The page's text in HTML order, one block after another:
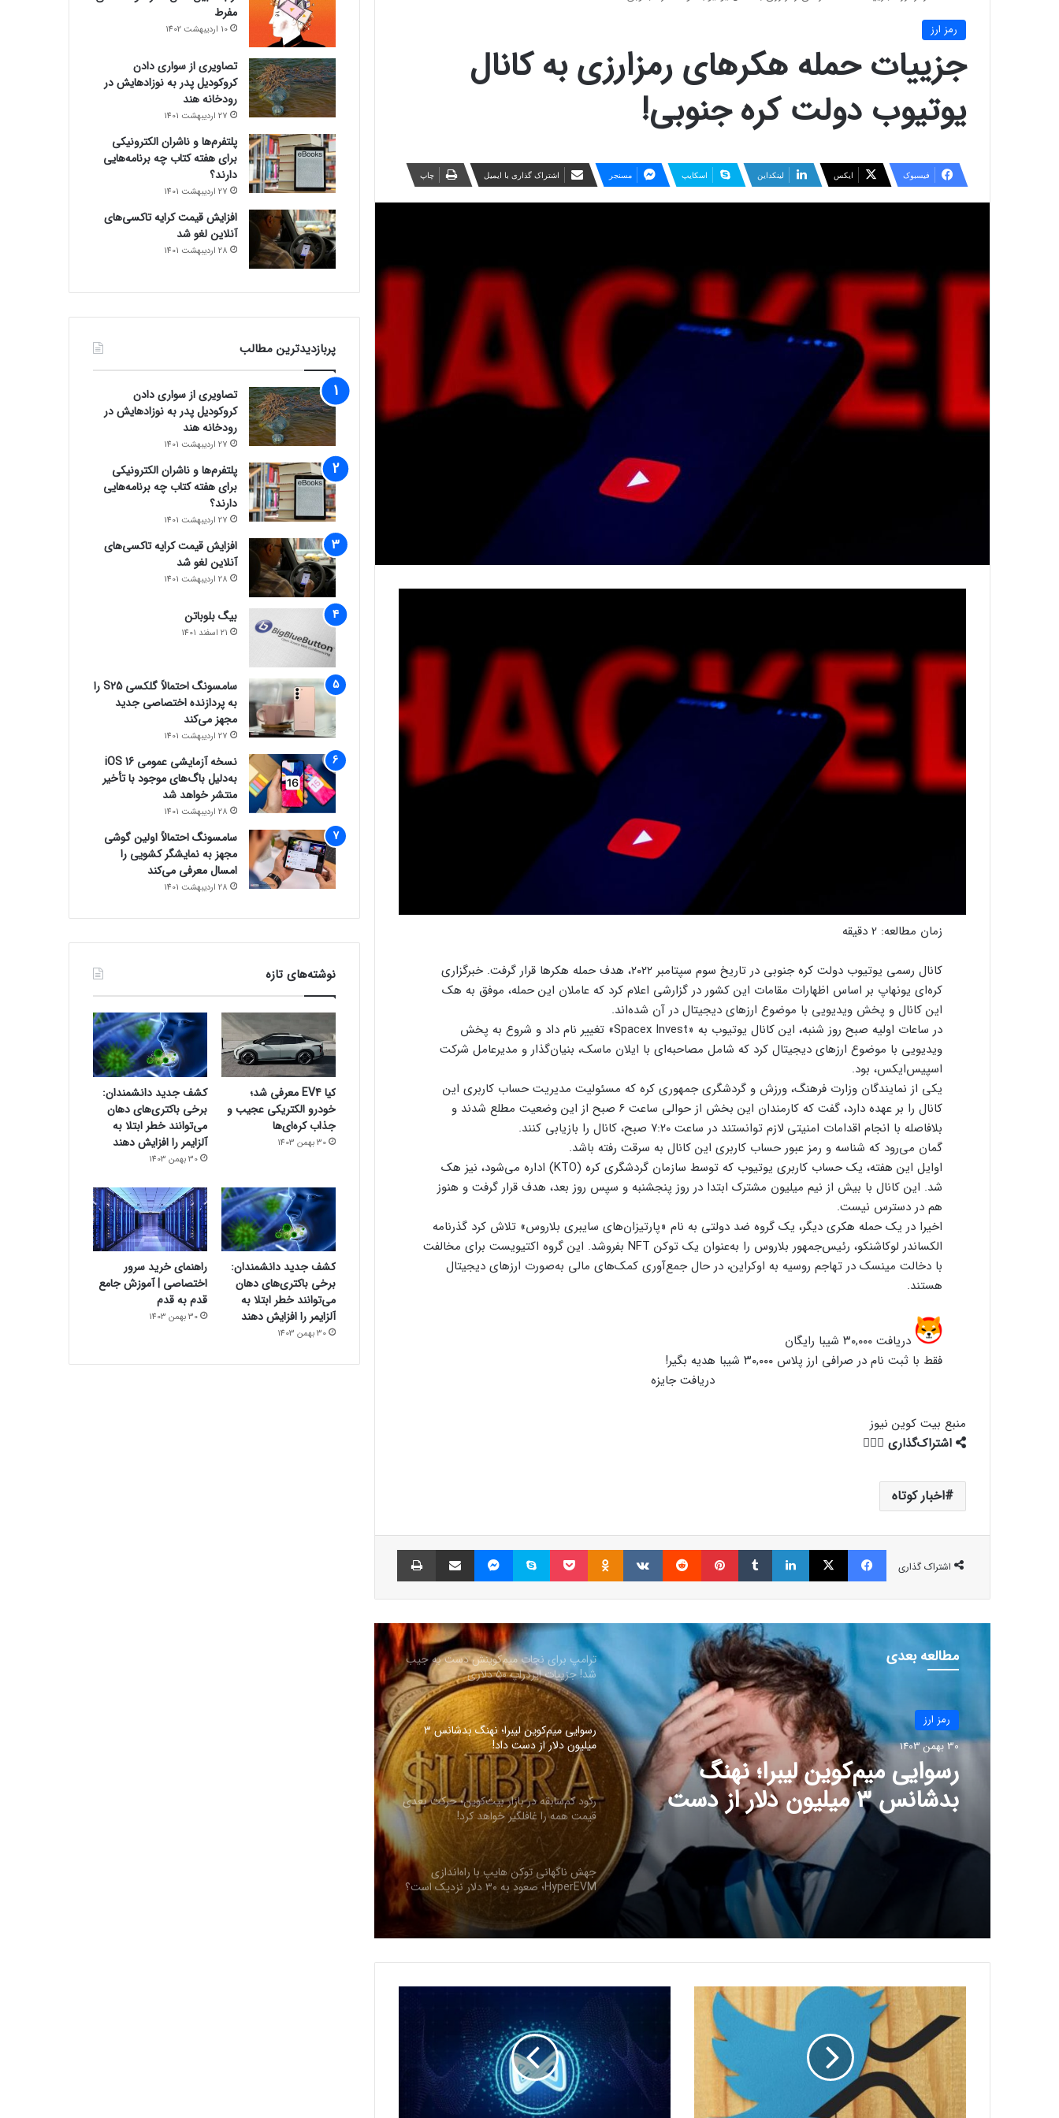
رمز ارز
جزییات حمله هکرهای رمزارزی به کانال
یوتیوب دولت کره جنوبی!
فیسبوک ایکس لینکداین اسکایپ مسنجر اشتراک گذاری با ایمیل چاپ
زمان مطالعه: 2 دقیقه
کانال رسمی یوتیوب دولت کره جنوبی در تاریخ سوم سپتامبر ۲۰۲۲، هدف حمله هکرها قرار گرفت. خبرگزاری
کره‌ای یونهاپ بر اساس اظهارات مقامات این کشور در گزارشی اعلام کرد که عاملان این حمله، موفق به هک
این کانال و پخش ویدیویی با موضوع ارزهای دیجیتال در آن شده‌اند.
در ساعات اولیه صبح روز شنبه، این کانال یوتیوب به «Spacex Invest» تغییر نام داد و شروع به پخش
ویدیویی با موضوع ارزهای دیجیتال کرد که شامل مصاحبه‌ای با ایلان ماسک، بنیان‌گذار و مدیرعامل شرکت
اسپیس‌ایکس، بود.
یکی از نمایندگان وزارت فرهنگ، ورزش و گردشگری جمهوری کره که مسئولیت مدیریت حساب کاربری این
کانال را بر عهده دارد، گفت که کارمندان این بخش از حوالی ساعت ۶ صبح از این وضعیت مطلع شدند و
بلافاصله با انجام اقدامات امنیتی لازم توانستند در ساعت ۷:۲۰ صبح، کانال را بازیابی کنند.
گمان می‌رود که شناسه و رمز عبور حساب کاربری این کانال به سرقت رفته باشد.
اوایل این هفته، یک حساب کاربری یوتیوب که توسط سازمان گردشگری کره (KTO) اداره می‌شود، نیز هک
شد. این کانال با بیش از نیم میلیون مشترک ابتدا در روز پنجشنبه و سپس روز بعد، هدف قرار گرفت و هنوز
هم در دسترس نیست.
اخیرا در یک حمله هکری دیگر، یک گروه ضد دولتی به نام «پارتیزان‌های سایبری بلاروس» تلاش کرد گذرنامه
الکساندر لوکاشنکو، رئیس‌جمهور بلاروس را به‌عنوان یک توکن NFT بفروشد. این گروه اکتیویست برای مخالفت
با دخالت مینسک در تهاجم روسیه به اوکراین، در حال جمع‌آوری کمک‌های مالی به‌صورت ارزهای دیجیتال
هستند.
دریافت ۳۰,۰۰۰ شیبا رایگان
فقط با ثبت نام در صرافی ارز پلاس ۳۰,۰۰۰ شیبا هدیه بگیر!
دریافت جایزه
منبع بیت کوین نیوز
اشتراک‌گذاری
اخبار کوتاه
اشتراک گذاری
فیسبوک ایکس لینکداین تامبلر پینتریست Reddit
VKontakte
Odnoklassniki پاکت اسکایپ مسنجر اشتراک گذاری با ایمیل
مطالعه بعدی
رمز ارز
30 بهمن 1403
رسوایی میم‌کوین لیبرا؛ نهنگ
بدشانس ۳ میلیون دلار از دست
داد!
ارسال پیام هشداردهنده با سوزاندن اتریوم؛
کنترل مردم با چیپ‌های مغزی حقیقت دارد؟
نشانه‌ای از تغییر روند قیمت ADA؟
پیش‌بینی‌ها درباره قیمت PI چه می‌گویند؟
ترامپ برای نجات میم‌کوینش دست به جیب
شد! جزییات ایردراپ ۵۰ دلاری
رسوایی میم‌کوین لیبرا؛ نهنگ بدشانس ۳
میلیون دلار از دست داد!
رکود کم‌سابقه در بازار بیت‌کوین؛ حرکت بعدی
قیمت همه را غافلگیر خواهد کرد!
جهش ناگهانی توکن هایپ با راه‌اندازی
HyperEVM؛ صعود به ۳۰ دلار نزدیک است؟
ارسال پیام هشداردهنده با سوزاندن اتریوم؛
کنترل مردم با چیپ‌های مغزی حقیقت دارد؟
ریزش ۷۶ درصدی تپ‌سواپ در اولین روز
معاملات! آیا بازگشتی در کار است؟
ا
مفرط
10 اردیبهشت 1402
تصاویری از سواری دادن
کروکودیل پدر به نوزادهایش در
رودخانه هند
27 اردیبهشت 1401
پلتفرم‌ها و ناشران الکترونیکی
برای هفته کتاب چه برنامه‌هایی
دارند؟
27 اردیبهشت 1401
افزایش قیمت کرایه تاکسی‌های
آنلاین لغو شد
28 اردیبهشت 1401
پربازدیدترین مطالب
تصاویری از سواری دادن
کروکودیل پدر به نوزادهایش در
رودخانه هند
27 اردیبهشت 1401
پلتفرم‌ها و ناشران الکترونیکی
برای هفته کتاب چه برنامه‌هایی
دارند؟
27 اردیبهشت 1401
افزایش قیمت کرایه تاکسی‌های
آنلاین لغو شد
28 اردیبهشت 1401
بیگ بلوباتن
21 اسفند 1401
سامسونگ احتمالاً گلکسی S25 را
به پردازنده اختصاصی جدید
مجهز می‌کند
27 اردیبهشت 1401
نسخه آزمایشی عمومی iOS 16
به‌دلیل باگ‌های موجود با تأخیر
منتشر خواهد شد
28 اردیبهشت 1401
سامسونگ احتمالاً اولین گوشی
مجهز به نمایشگر کشویی را
امسال معرفی می‌کند
28 اردیبهشت 1401
نوشته‌های تازه
کیا EV4 معرفی شد؛
خودرو الکتریکی عجیب و
جذاب کره‌ای‌ها
30 بهمن 1403
کشف جدید دانشمندان:
برخی باکتری‌های دهان
می‌توانند خطر ابتلا به
آلزایمر را افزایش دهند
30 بهمن 1403
کشف جدید دانشمندان:
برخی باکتری‌های دهان
می‌توانند خطر ابتلا به
آلزایمر را افزایش دهند
30 بهمن 1403
راهنمای خرید سرور
اختصاصی | آموزش جامع
قدم به قدم
30 بهمن 1403